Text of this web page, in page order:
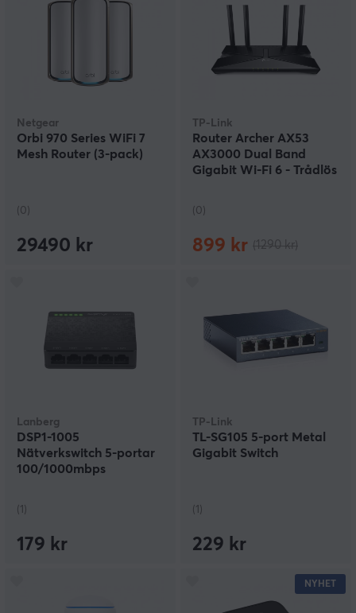
Netgear
Orbi 970 Series WiFi 7
Mesh Router (3-pack)
(0)
29490 kr
TP-Link
Router Archer AX53
AX3000 Dual Band
Gigabit Wi-Fi 6 - Trådlös
(0)
899 kr
Lanberg
DSP1-1005
Nätverkswitch 5-portar
100/1000mbps
(1)
179 kr
TP-Link
TL-SG105 5-port Metal
Gigabit Switch
(1)
229 kr
NYHET